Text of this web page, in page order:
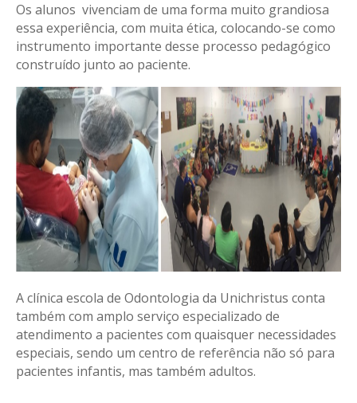
Os alunos vivenciam de uma forma muito grandiosa
essa experiência, com muita ética, colocando-se como
instrumento importante desse processo pedagógico
construído junto ao paciente.
A clínica escola de Odontologia da Unichristus conta
também com amplo serviço especializado de
atendimento a pacientes com quaisquer necessidades
especiais, sendo um centro de referência não só para
pacientes infantis, mas também adultos.